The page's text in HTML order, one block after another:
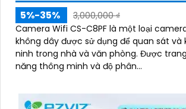
5%-35%
3,000,000 ₫
Camera Wifi CS-C8PF là một loại
không dây được sử dụng để quan sát và
ninh trong nhà và văn phòng. Được trang bị các tính
năng thông minh và độ phân...